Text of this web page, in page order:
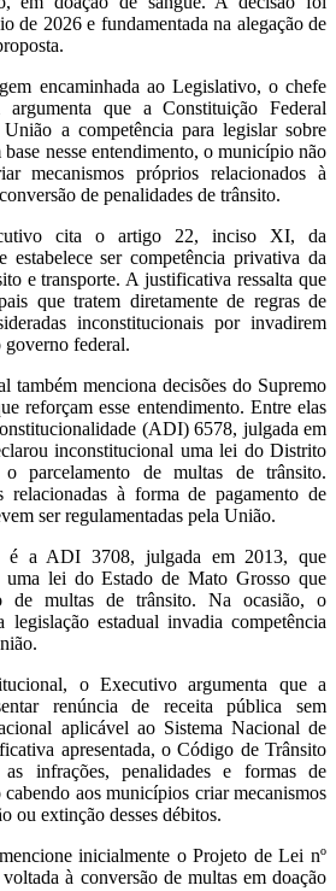
de 2026 e fundamentada na alegação de
encaminhada ao Legislativo, o chefe
que a Constituição Federal
a competência para legislar sobre
nesse entendimento, o município não
mecanismos próprios relacionados à
de penalidades de trânsito.
cita o artigo 22, inciso XI, da
estabelece ser competência privativa da
e transporte. A justificativa ressalta que
que tratem diretamente de regras de
inconstitucionais por invadirem
governo federal.
também menciona decisões do Supremo
reforçam esse entendimento. Entre elas
(ADI) 6578, julgada em
inconstitucional uma lei do Distrito
parcelamento de multas de trânsito.
relacionadas à forma de pagamento de
ser regulamentadas pela União.
é a ADI 3708, julgada em 2013, que
uma lei do Estado de Mato Grosso que
de multas de trânsito. Na ocasião, o
legislação estadual invadia competência
o Executivo argumenta que a
renúncia de receita pública sem
aplicável ao Sistema Nacional de
apresentada, o Código de Trânsito
infrações, penalidades e formas de
aos municípios criar mecanismos
ou extinção desses débitos.
inicialmente o Projeto de Lei nº
à conversão de multas em doação